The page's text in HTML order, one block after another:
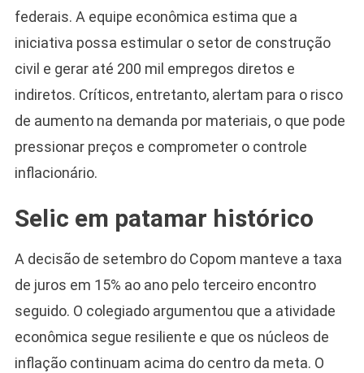
federais. A equipe econômica estima que a
iniciativa possa estimular o setor de construção
civil e gerar até 200 mil empregos diretos e
indiretos. Críticos, entretanto, alertam para o risco
de aumento na demanda por materiais, o que pode
pressionar preços e comprometer o controle
inflacionário.
Selic em patamar histórico
A decisão de setembro do Copom manteve a taxa
de juros em 15% ao ano pelo terceiro encontro
seguido. O colegiado argumentou que a atividade
econômica segue resiliente e que os núcleos de
inflação continuam acima do centro da meta. O